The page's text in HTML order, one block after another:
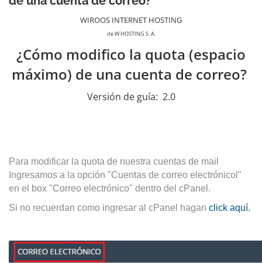
WIROOS INTERNET HOSTING
de W HOSTING S. A.
¿Cómo modifico la quota (espacio
máximo) de una cuenta de correo?
Versión de guía: 2.0
Para modificar la quota de nuestra cuentas de mail
Ingresamos a la opción "Cuentas de correo electrónicol"
en el box "Correo electrónico" dentro del cPanel.
Si no recuerdan como ingresar al cPanel hagan click aquí.